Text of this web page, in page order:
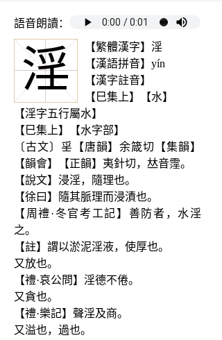
語音朗讀：
淫
【繁體漢字】淫
【漢語拼音】yín
【漢字註音】
【巳集上】【水】
【淫字五行屬水】
【巳集上】【水字部】
〔古文〕㸒【唐韻】余箴切【集韻】
【韻會】【正韻】夷針切，𠀤音霪。
【說文】浸淫，隨理也。
【徐曰】隨其脈理而浸漬也。
【周禮·冬官考工記】善防者，水淫
之。
【註】謂以淤泥淫液，使厚也。
又放也。
【禮·哀公問】淫德不倦。
又貪也。
【禮·樂記】聲淫及商。
又溢也，過也。